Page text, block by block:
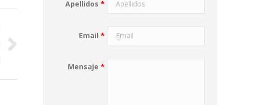
Apellidos*
Email*
Mensaje*